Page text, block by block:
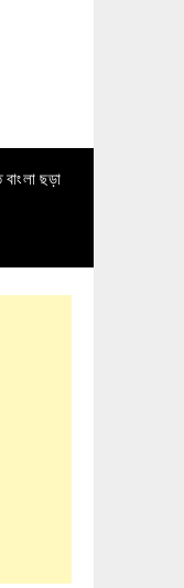
ছড়া